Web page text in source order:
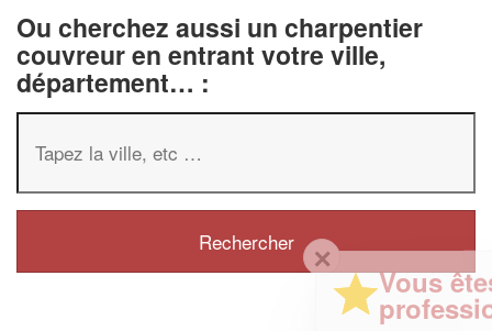
Ou cherchez aussi un charpentier
couvreur en entrant votre ville,
département… :
Vous êtes un
professionnel ?